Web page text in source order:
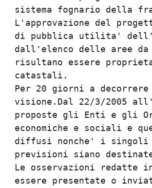
sistema fognario
L'approvazione del
di pubblica utilita'
dall'elenco delle
risultano essere
Per 20 giorni a
visione.Dal 22/3/
proposte gli Enti
economiche e
diffusi nonche' i
previsioni
Le osservazioni
essere presentate o